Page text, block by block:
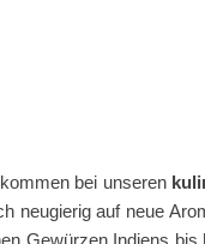
bei unseren
neugierig auf neue
Gewürzen Indiens bis